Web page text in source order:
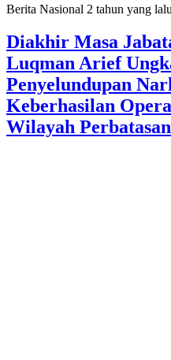
Berita Nasional 2 tahun yang lalu
Diakhir Masa
Luqman Arief
Penyelundupan
Keberhasilan
Wilayah Perbatasan